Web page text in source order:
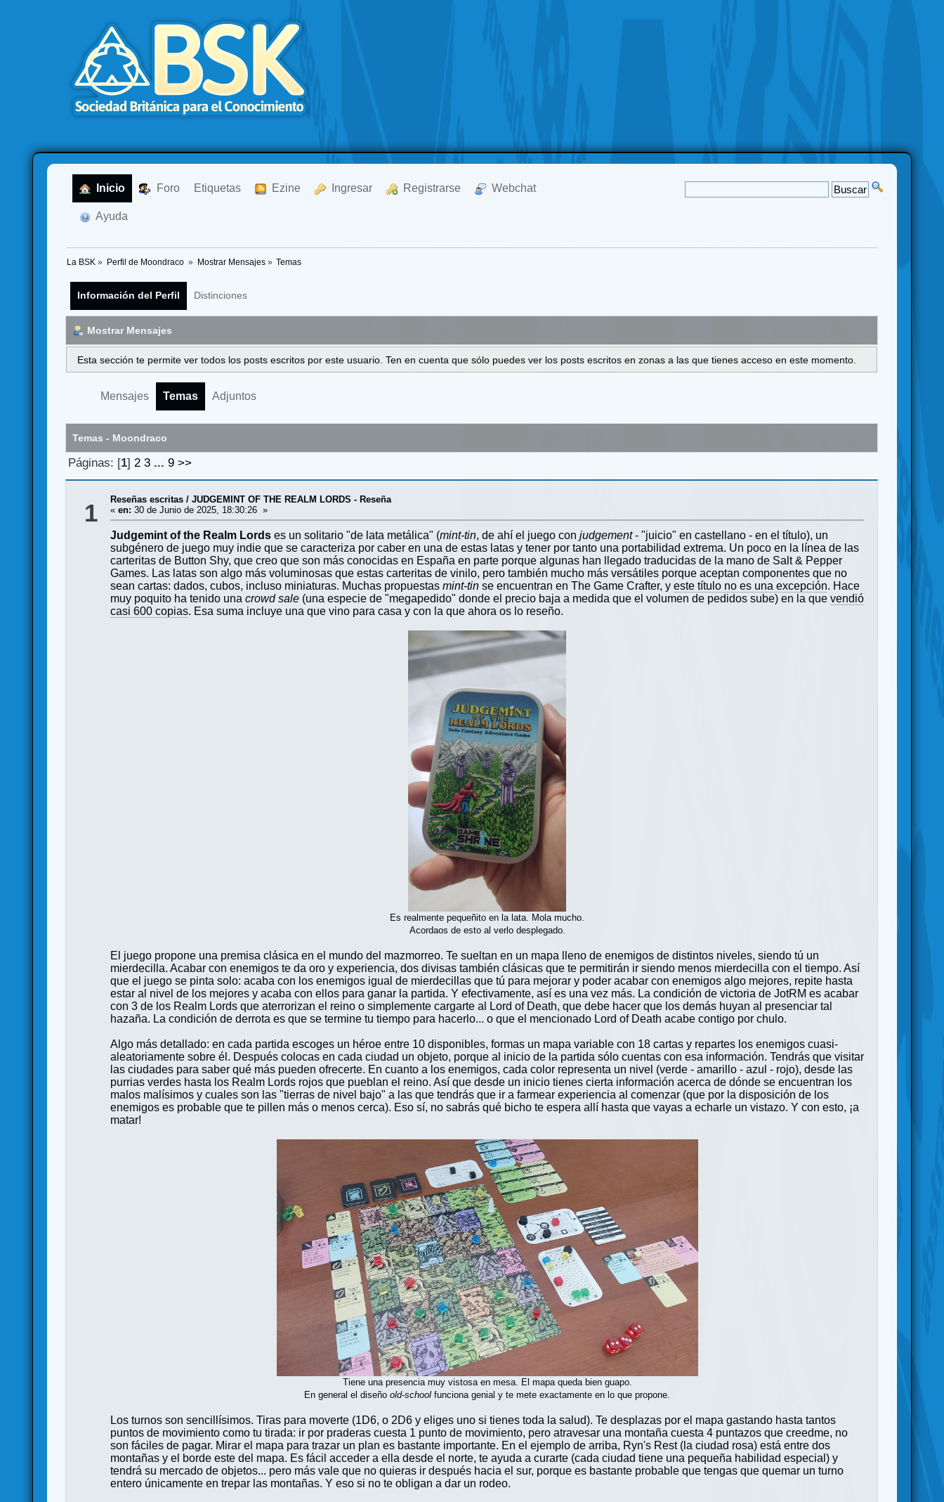
Inicio Foro Etiquetas Ezine Ingresar Registrarse Webchat
Ayuda
La BSK » Perfil de Moondraco » Mostrar Mensajes» Temas
Información del Perfil Distinciones
Mostrar Mensajes
Esta sección te permite ver todos los posts escritos por este usuario. Ten en cuenta que sólo puedes ver los posts escritos en zonas a las que tienes acceso en este momento.
Mensajes Temas Adjuntos
Temas - Moondraco
Páginas: [1] 2 3 ... 9 >>
1 Reseñas escritas /JUDGEMINT OF THE REALM LORDS - Reseña
«en: 30 de Junio de 2025, 18:30:26 »
Judgemint of the Realm Lords es un solitario "de lata metálica" (mint-tin, de ahí el juego conjudgement- "juicio" en castellano - en el título), un
subgénero de juego muy indie que se caracteriza por caber en una de estas latas y tener por tanto una portabilidad extrema. Un poco en la línea de las
carteritas de Button Shy, que creo que son más conocidas en España en parte porque algunas han llegado traducidas de la mano de Salt & Pepper
Games. Las latas son algo más voluminosas que estas carteritas de vinilo, pero también mucho más versátiles porque aceptan componentes que no
sean cartas: dados, cubos, incluso miniaturas. Muchas propuestasmint-tin se encuentran en The Game Crafter, yeste título no es una excepción. Hace
muy poquito ha tenido unacrowd sale (una especie de "megapedido" donde el precio baja a medida que el volumen de pedidos sube) en la quevendió
casi 600 copias. Esa suma incluye una que vino para casa y con la que ahora os lo reseño.
Es realmente pequeñito en la lata. Mola mucho.
Acordaos de esto al verlo desplegado.
El juego propone una premisa clásica en el mundo del mazmorreo. Te sueltan en un mapa lleno de enemigos de distintos niveles, siendo tú un
mierdecilla. Acabar con enemigos te da oro y experiencia, dos divisas también clásicas que te permitirán ir siendo menos mierdecilla con el tiempo. Así
que el juego se pinta solo: acaba con los enemigos igual de mierdecillas que tú para mejorar y poder acabar con enemigos algo mejores, repite hasta
estar al nivel de los mejores y acaba con ellos para ganar la partida. Y efectivamente, así es una vez más. La condición de victoria de JotRM es acabar
con 3 de los Realm Lords que aterrorizan el reino o simplemente cargarte al Lord of Death, que debe hacer que los demás huyan al presenciar tal
hazaña. La condición de derrota es que se termine tu tiempo para hacerlo... o que el mencionado Lord of Death acabe contigo por chulo.
Algo más detallado: en cada partida escoges un héroe entre 10 disponibles, formas un mapa variable con 18 cartas y repartes los enemigos cuasi-
aleatoriamente sobre él. Después colocas en cada ciudad un objeto, porque al inicio de la partida sólo cuentas con esa información. Tendrás que visitar
las ciudades para saber qué más pueden ofrecerte. En cuanto a los enemigos, cada color representa un nivel (verde - amarillo - azul - rojo), desde las
purrias verdes hasta los Realm Lords rojos que pueblan el reino. Así que desde un inicio tienes cierta información acerca de dónde se encuentran los
malos malísimos y cuales son las "tierras de nivel bajo" a las que tendrás que ir a farmear experiencia al comenzar (que por la disposición de los
enemigos es probable que te pillen más o menos cerca). Eso sí, no sabrás qué bicho te espera allí hasta que vayas a echarle un vistazo. Y con esto, ¡a
matar!
Tiene una presencia muy vistosa en mesa. El mapa queda bien guapo.
En general el diseñoold-school funciona genial y te mete exactamente en lo que propone.
Los turnos son sencillísimos. Tiras para moverte (1D6, o 2D6 y eliges uno si tienes toda la salud). Te desplazas por el mapa gastando hasta tantos
puntos de movimiento como tu tirada: ir por praderas cuesta 1 punto de movimiento, pero atravesar una montaña cuesta 4 puntazos que creedme, no
son fáciles de pagar. Mirar el mapa para trazar un plan es bastante importante. En el ejemplo de arriba, Ryn's Rest (la ciudad rosa) está entre dos
montañas y el borde este del mapa. Es fácil acceder a ella desde el norte, te ayuda a curarte (cada ciudad tiene una pequeña habilidad especial) y
tendrá su mercado de objetos... pero más vale que no quieras ir después hacia el sur, porque es bastante probable que tengas que quemar un turno
entero únicamente en trepar las montañas. Y eso si no te obligan a dar un rodeo.